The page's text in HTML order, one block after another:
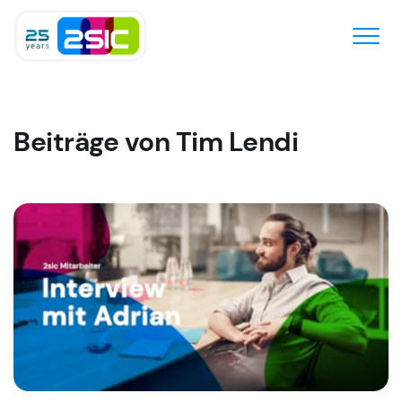
Beiträge von Tim Lendi